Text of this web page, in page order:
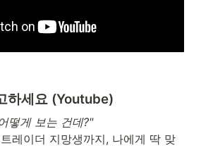
하세요 (Youtube)
떻게 보는 건데?"
레이더 지망생까지, 나에게 딱 맞